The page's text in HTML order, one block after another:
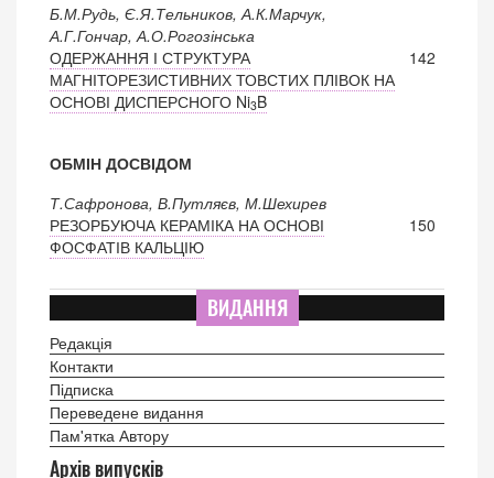
Б.М.Рудь, Є.Я.Тельников, А.К.Марчук,
А.Г.Гончар, А.О.Рогозінська
ОДЕРЖАННЯ І СТРУКТУРА
МАГНІТОРЕЗИСТИВНИХ ТОВСТИХ ПЛІВОК НА
ОСНОВІ ДИСПЕРСНОГО Ni3B
142
ОБМІН ДОСВІДОМ
Т.Сафронова, В.Путляєв, М.Шехирев
РЕЗОРБУЮЧА КЕРАМІКА НА ОСНОВІ
ФОСФАТІВ КАЛЬЦІЮ
150
ВИДАННЯ
Редакція
Контакти
Підписка
Переведене видання
Пам'ятка Автору
Архів випусків